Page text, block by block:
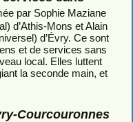
par Sophie Maziane
d’Athis-Mons et Alain
d’Évry. Ce sont
et de services sans
local. Elles luttent
la seconde main, et
Courcouronnes